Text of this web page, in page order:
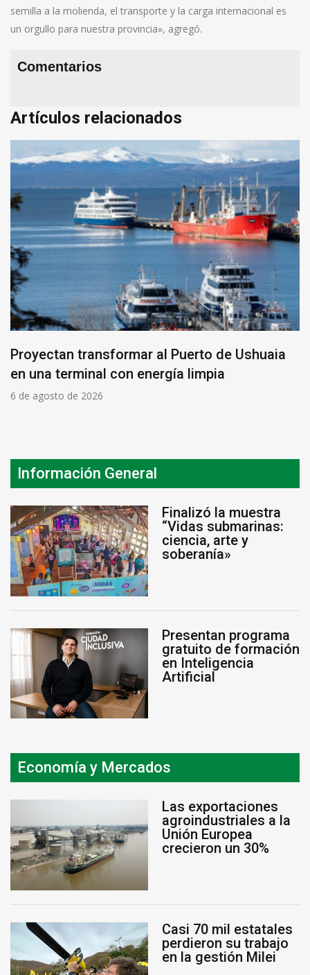
semilla a la molienda, el transporte y la carga internacional es
un orgullo para nuestra provincia», agregó.
Comentarios
Artículos relacionados
Proyectan transformar al Puerto de Ushuaia
en una terminal con energía limpia
6 de agosto de 2026
Información General
Finalizó la muestra
“Vidas submarinas:
ciencia, arte y
soberanía»
Presentan programa
gratuito de formación
en Inteligencia
Artificial
Economía y Mercados
Las exportaciones
agroindustriales a la
Unión Europea
crecieron un 30%
Casi 70 mil estatales
perdieron su trabajo
en la gestión Milei